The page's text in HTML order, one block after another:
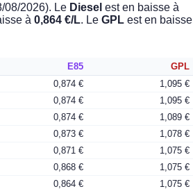
08/2026). Le Diesel est en baisse à
à0,864 €/L. LeGPL est en baisse
E85
GPL
0,874 €
1,095 €
0,874 €
1,095 €
0,874 €
1,089 €
0,873 €
1,078 €
0,871 €
1,075 €
0,868 €
1,075 €
0,864 €
1,075 €